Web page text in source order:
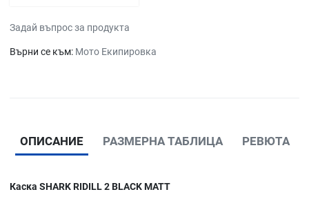
Задай въпрос за продукта
Върни се към: Мото Екипировка
ОПИСАНИЕ РАЗМЕРНА ТАБЛИЦА РЕВЮТА
Каска SHARK RIDILL 2 BLACK MATT